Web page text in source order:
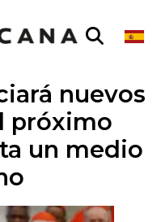
nuevos
próximo
un medio